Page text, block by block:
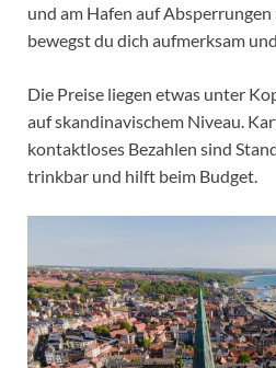
und am Hafen auf
bewegst du dich aufmerksam
Die Preise liegen etwas unter
auf skandinavischem Niveau.
kontaktloses Bezahlen sind
trinkbar und hilft beim Budget.